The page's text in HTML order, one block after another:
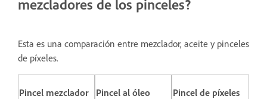
mezcladores de los pinceles?
Esta es una comparación entre mezclador, aceite y pinceles
de píxeles.
Pincel mezclador Pincel al óleo Pincel de píxeles